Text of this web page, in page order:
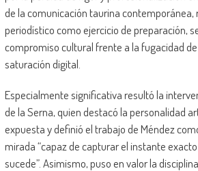
de la comunicación taurina contemporánea,
periodístico como ejercicio de preparación,
compromiso cultural frente a la fugacidad
saturación digital.
Especialmente significativa resultó la
de la Serna, quien destacó la personalidad
expuesta y definió el trabajo de Méndez
mirada “capaz de capturar el instante
sucede”. Asimismo, puso en valor la